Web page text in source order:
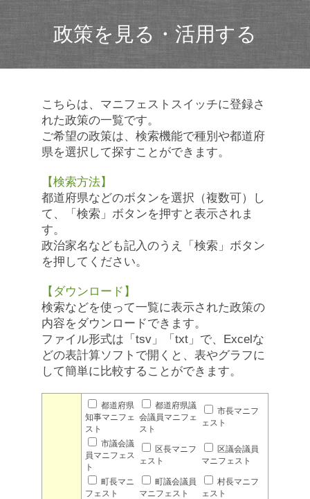
政策を見る・活用する
こちらは、マニフェストスイッチに登録さ
れた政策の一覧です。
ご希望の政策は、検索機能で種別や都道府
県を選択して探すことができます。
【検索方法】
都道府県などのボタンを選択（複数可）し
て、「検索」ボタンを押すと表示されま
す。
政治家名なども記入のうえ「検索」ボタン
を押してください。
【ダウンロード】
検索などを使って一覧に表示された政策の
内容をダウンロードできます。
ファイル形式は「tsv」「txt」で、Excelな
どの表計算ソフトで開くと、表やグラフに
して簡単に比較することができます。
都道府県
知事マニフェ
スト
都道府県議
会議員マニフェ
スト
市長マニフ
ェスト
市議会議
員マニフェス
ト
区長マニフ
ェスト
区議会議員
マニフェスト
町長マニ
フェスト
町議会議員
マニフェスト
村長マニフ
ェスト